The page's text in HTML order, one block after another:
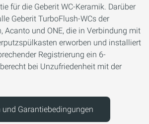
für die Geberit WC-Keramik. Darüber
Geberit TurboFlush-WCs der
Acanto und ONE, die in Verbindung mit
erworben und installiert
Registrierung ein 6-
bei Unzufriedenheit mit der
Garantiebedingungen